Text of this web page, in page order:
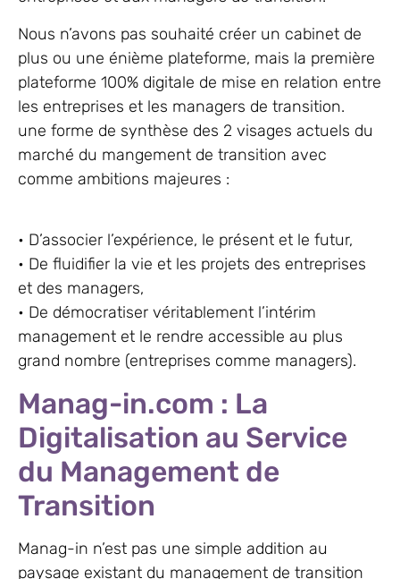
Nous n’avons pas souhaité créer un cabinet de
plus ou une énième plateforme, mais la première
plateforme 100% digitale de mise en relation entre
les entreprises et les managers de transition.
une forme de synthèse des 2 visages actuels du
marché du mangement de transition avec
comme ambitions majeures :
• D’associer l’expérience, le présent et le futur,
• De fluidifier la vie et les projets des entreprises
et des managers,
• De démocratiser véritablement l’intérim
management et le rendre accessible au plus
grand nombre (entreprises comme managers).
Manag-in.com : La
Digitalisation au Service
du Management de
Transition
Manag-in n’est pas une simple addition au
paysage existant du management de transition